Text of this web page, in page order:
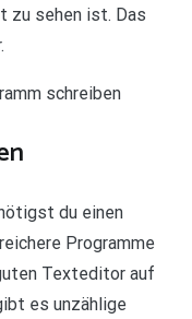
zu sehen ist. Das
du einen
Programme
Texteditor auf
es unzählige